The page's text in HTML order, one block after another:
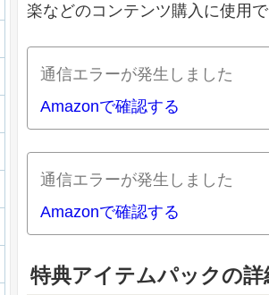
楽などのコンテンツ購入に使用で
通信エラーが発生しました
Amazonで確認する
通信エラーが発生しました
Amazonで確認する
特典アイテムパックの詳